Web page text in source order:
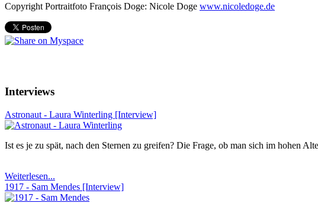
Copyright Portraitfoto François Doge: Nicole Doge www.nicoledoge.de
Interviews
Astronaut - Laura Winterling [Interview]
Ist es je zu spät, nach den Sternen zu greifen? Die Frage, ob man sich im hohen
Weiterlesen...
1917 - Sam Mendes [Interview]